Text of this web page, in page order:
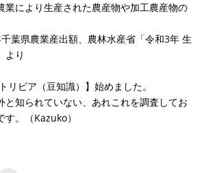
により生産された農産物や加工農産物の
葉県農業産出額、農林水産省「令和3年 生
より
リビア（豆知識）】始めました。
と知られていない、あれこれを調査してお
。（Kazuko）